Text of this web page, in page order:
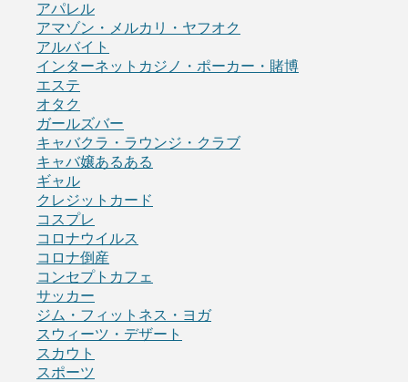
アパレル
アマゾン・メルカリ・ヤフオク
アルバイト
インターネットカジノ・ポーカー・賭博
エステ
オタク
ガールズバー
キャバクラ・ラウンジ・クラブ
キャバ嬢あるある
ギャル
クレジットカード
コスプレ
コロナウイルス
コロナ倒産
コンセプトカフェ
サッカー
ジム・フィットネス・ヨガ
スウィーツ・デザート
スカウト
スポーツ